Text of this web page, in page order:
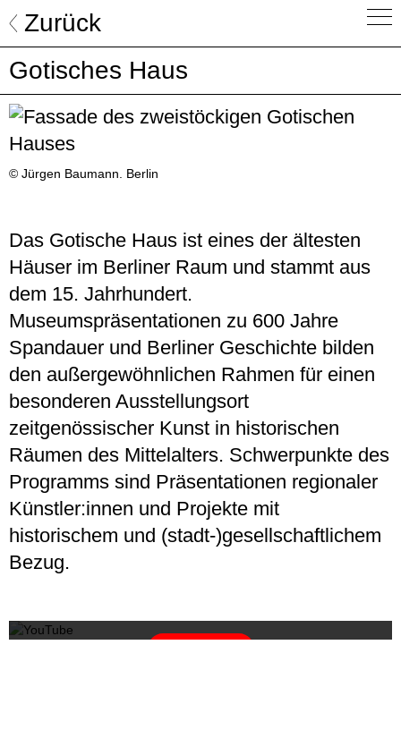
Skip
content
Zurück
Gotisches Haus
© Jürgen Baumann. Berlin
Das Gotische Haus ist eines der ältesten
Häuser im Berliner Raum und stammt aus
dem 15. Jahrhundert.
Museumspräsentationen zu 600 Jahre
Spandauer und Berliner Geschichte bilden
den außergewöhnlichen Rahmen für einen
besonderen Ausstellungsort
zeitgenössischer Kunst in historischen
Räumen des Mittelalters. Schwerpunkte des
Programms sind Präsentationen regionaler
Künstler:innen und Projekte mit
historischem und (stadt-)gesellschaftlichem
Bezug.